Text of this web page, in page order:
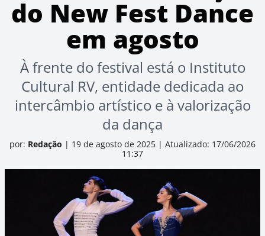
do New Fest Dance
em agosto
À frente do festival está o Instituto
Cultural RV, entidade dedicada ao
intercâmbio artístico e à valorização
da dança
por: Redação | 19 de agosto de 2025 | Atualizado: 17/06/2026
11:37